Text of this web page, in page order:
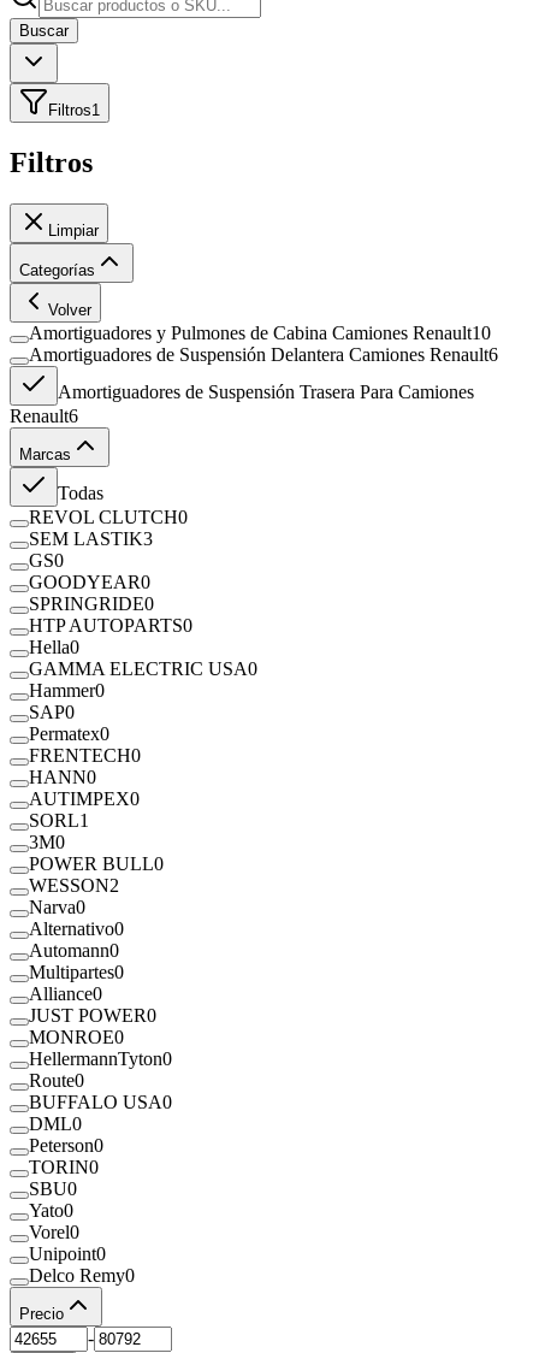
Buscar
Filtros1
Filtros
Limpiar
Categorías
Volver
Amortiguadores y Pulmones de Cabina Camiones Renault10
Amortiguadores de Suspensión Delantera Camiones Renault6
Amortiguadores de Suspensión Trasera Para Camiones
Renault6
Marcas
Todas
REVOL CLUTCH0
SEM LASTIK3
GS0
GOODYEAR0
SPRINGRIDE0
HTP AUTOPARTS0
Hella0
GAMMA ELECTRIC USA0
Hammer0
SAP0
Permatex0
FRENTECH0
HANN0
AUTIMPEX0
SORL1
3M0
POWER BULL0
WESSON2
Narva0
Alternativo0
Automann0
Multipartes0
Alliance0
JUST POWER0
MONROE0
HellermannTyton0
Route0
BUFFALO USA0
DML0
Peterson0
TORIN0
SBU0
Yato0
Vorel0
Unipoint0
Delco Remy0
Precio
-